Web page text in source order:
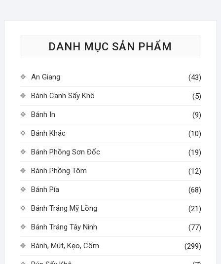
chọn
chọn
được
chọn
trang
sản
phẩm
DANH MỤC SẢN PHẨM
An Giang (43)
Bánh Canh Sấy Khô (5)
Bánh In (9)
Bánh Khác (10)
Bánh Phồng Sơn Đốc (19)
Bánh Phồng Tôm (12)
Bánh Pía (68)
Bánh Tráng Mỹ Lồng (21)
Bánh Tráng Tây Ninh (77)
Bánh, Mứt, Kẹo, Cốm (299)